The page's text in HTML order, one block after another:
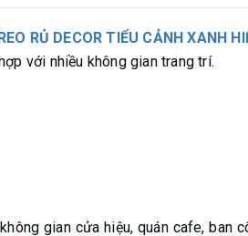
RỦ DECOR TIỂU CẢNH XANH
với nhiều không gian trang trí.
gian cửa hiệu, quán cafe, ban